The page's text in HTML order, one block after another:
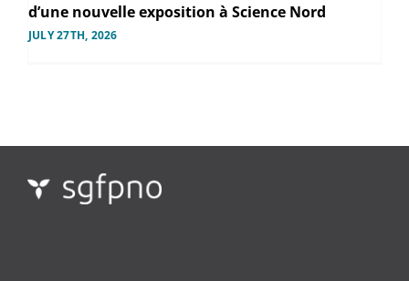
d’une nouvelle exposition à Science Nord
JULY 27TH, 2026